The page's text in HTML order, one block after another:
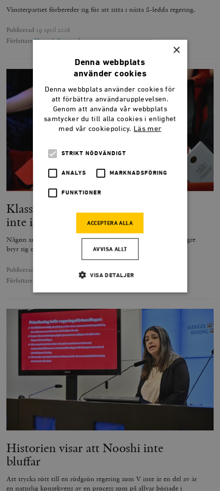
Vänsterpartiet förbereder sig för att sitta i nästa S-ledda regering.
Publicerad 19 april 2026
FörfattareHannah Stutzinsky
Klasskampen lever i Örebro – men
inte i V
Någon annan har plockat upp kampen Vänsterpartiet inte längre
bryr sig om.
Publicerad
Författare
Historien visar att Nooshi inte
bluffar
Att trycka rött till en rödgrön regering som V inte är en del av är
en naturlig konsekvens av en process som på allvar började i
×
Denna webbplats
använder cookies
Denna webbplats använder cookies för
att förbättra användarupplevelsen.
Genom att använda vår webbplats
samtycker du till alla cookies i enlighet
med vår cookiepolicy. Läs mer
STRIKT NÖDVÄNDIGT
ANALYS MARKNADSFÖRING
FUNKTIONER
ACCEPTERA ALLA
AVVISA ALLT
VISA DETALJER
Strikt nödvändigt
Marknadsföring
Strikt nödvändiga kakor tillåter
kärnwebbplatsfunktioner som användarinloggning
och kontohantering. Webbplatsen kan inte användas
ordentligt utan strikt nödvändiga cookies.
Namn
Leverantör
/ Domän
woocommerce_cart_hash
Automattic
_hjFirstSeen